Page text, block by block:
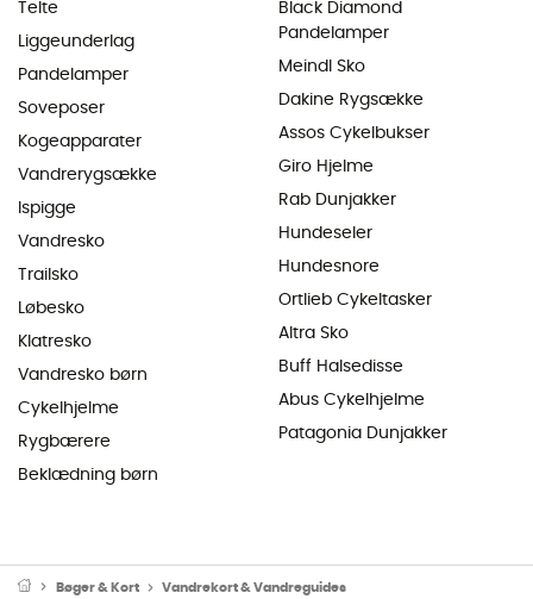
Telte
Liggeunderlag
Pandelamper
Soveposer
Kogeapparater
Vandrerygsække
Ispigge
Vandresko
Trailsko
Løbesko
Klatresko
Vandresko børn
Cykelhjelme
Rygbærere
Beklædning børn
Black Diamond
Pandelamper
Meindl Sko
Dakine Rygsække
Assos Cykelbukser
Giro Hjelme
Rab Dunjakker
Hundeseler
Hundesnore
Ortlieb Cykeltasker
Altra Sko
Buff Halsedisse
Abus Cykelhjelme
Patagonia Dunjakker
Bøger & Kort Vandrekort & Vandreguides